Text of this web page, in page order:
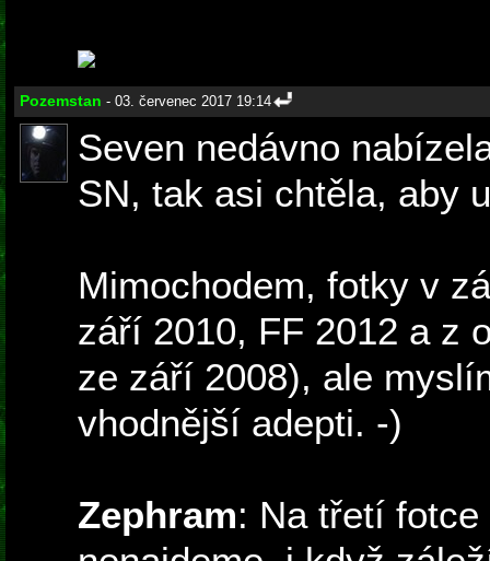
Pozemstan - 03. červenec 2017 19:14
Seven nedávno
SN, tak asi chtěla, aby
Mimochodem, fotky v
září 2010, FF 2012 a z
ze září 2008), ale
vhodnější adepti. -)
Zephram: Na třetí